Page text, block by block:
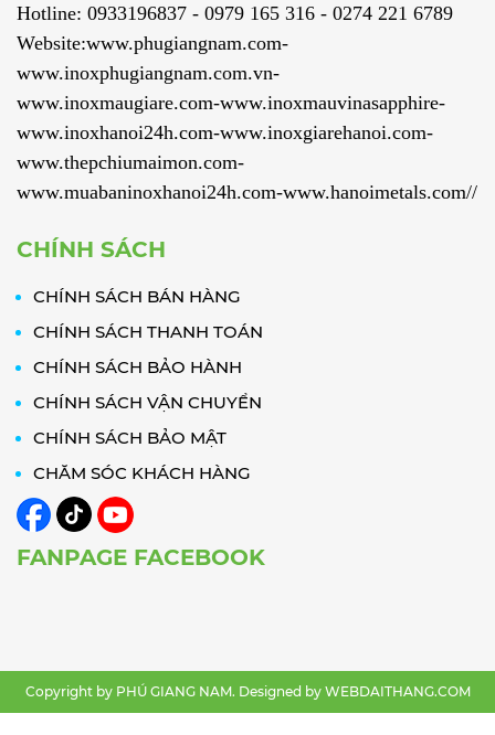
Hotline: 0933196837 - 0979 165 316 - 0274 221 6789
Website:www.phugiangnam.com-
www.inoxphugiangnam.com.vn-
www.inoxmaugiare.com-www.inoxmauvinasapphire-
www.inoxhanoi24h.com-www.inoxgiarehanoi.com-
www.thepchiumaimon.com-
www.muabaninoxhanoi24h.com-www.hanoimetals.com//
CHÍNH SÁCH
CHÍNH SÁCH BÁN HÀNG
CHÍNH SÁCH THANH TOÁN
CHÍNH SÁCH BẢO HÀNH
CHÍNH SÁCH VẬN CHUYỂN
CHÍNH SÁCH BẢO MẬT
CHĂM SÓC KHÁCH HÀNG
FANPAGE FACEBOOK
Copyright by PHÚ GIANG NAM. Designed by WEBDAITHANG.COM